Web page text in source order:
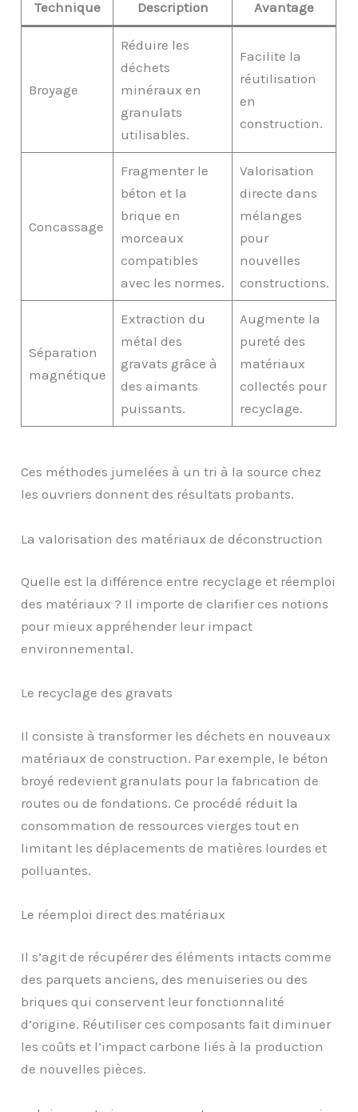
Technique Description Avantage
Broyage
Réduire les
déchets
minéraux en
granulats
utilisables.
Facilite la
réutilisation
en
construction.
Concassage
Fragmenter le
béton et la
brique en
morceaux
compatibles
avec les normes.
Valorisation
directe dans
mélanges
pour
nouvelles
constructions.
Séparation
magnétique
Extraction du
métal des
gravats grâce à
des aimants
puissants.
Augmente la
pureté des
matériaux
collectés pour
recyclage.
Ces méthodes jumelées à un tri à la source chez
les ouvriers donnent des résultats probants.
La valorisation des matériaux de déconstruction
Quelle est la différence entre recyclage et réemploi
des matériaux ? Il importe de clarifier ces notions
pour mieux appréhender leur impact
environnemental.
Le recyclage des gravats
Il consiste à transformer les déchets en nouveaux
matériaux de construction. Par exemple, le béton
broyé redevient granulats pour la fabrication de
routes ou de fondations. Ce procédé réduit la
consommation de ressources vierges tout en
limitant les déplacements de matières lourdes et
polluantes.
Le réemploi direct des matériaux
Il s’agit de récupérer des éléments intacts comme
des parquets anciens, des menuiseries ou des
briques qui conservent leur fonctionnalité
d’origine. Réutiliser ces composants fait diminuer
les coûts et l’impact carbone liés à la production
de nouvelles pièces.